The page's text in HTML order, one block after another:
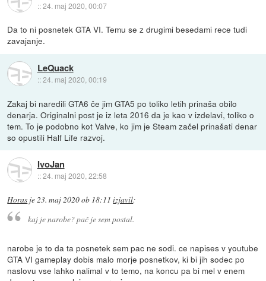
::24. maj 2020, 00:07
Da to ni posnetek GTA VI. Temu se z drugimi besedami rece tudi
zavajanje.
LeQuack
::24. maj 2020, 00:19
Zakaj bi naredili GTA6 če jim GTA5 po toliko letih prinaša obilo
denarja. Originalni post je iz leta 2016 da je kao v izdelavi, toliko o
tem. To je podobno kot Valve, ko jim je Steam začel prinašati denar
so opustili Half Life razvoj.
IvoJan
::24. maj 2020, 22:58
Horas je 23. maj 2020 ob 18:11 izjavil:
kaj je narobe? pač je sem postal.
narobe je to da ta posnetek sem pac ne sodi. ce napises v youtube
GTA VI gameplay dobis malo morje posnetkov, ki bi jih sodec po
naslovu vse lahko nalimal v to temo, na koncu pa bi mel v enem